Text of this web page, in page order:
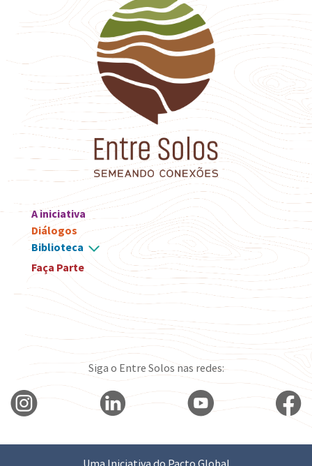
A iniciativa
Diálogos
Biblioteca
Faça Parte
Siga o Entre Solos nas redes:
Uma Iniciativa do Pacto Global